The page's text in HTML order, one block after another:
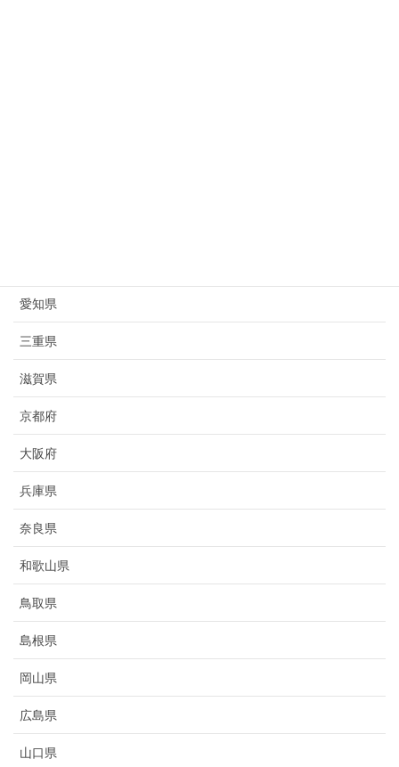
愛知県
三重県
滋賀県
京都府
大阪府
兵庫県
奈良県
和歌山県
鳥取県
島根県
岡山県
広島県
山口県